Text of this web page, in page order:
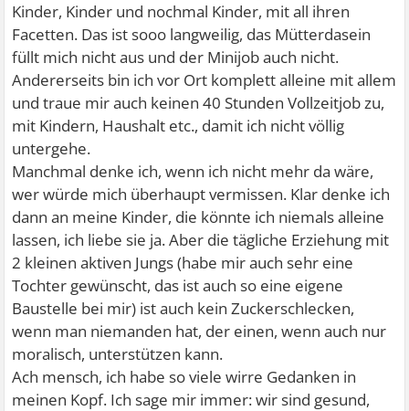
Kinder, Kinder und nochmal Kinder, mit all ihren
Facetten. Das ist sooo langweilig, das Mütterdasein
füllt mich nicht aus und der Minijob auch nicht.
Andererseits bin ich vor Ort komplett alleine mit allem
und traue mir auch keinen 40 Stunden Vollzeitjob zu,
mit Kindern, Haushalt etc., damit ich nicht völlig
untergehe.
Manchmal denke ich, wenn ich nicht mehr da wäre,
wer würde mich überhaupt vermissen. Klar denke ich
dann an meine Kinder, die könnte ich niemals alleine
lassen, ich liebe sie ja. Aber die tägliche Erziehung mit
2 kleinen aktiven Jungs (habe mir auch sehr eine
Tochter gewünscht, das ist auch so eine eigene
Baustelle bei mir) ist auch kein Zuckerschlecken,
wenn man niemanden hat, der einen, wenn auch nur
moralisch, unterstützen kann.
Ach mensch, ich habe so viele wirre Gedanken in
meinen Kopf. Ich sage mir immer: wir sind gesund,